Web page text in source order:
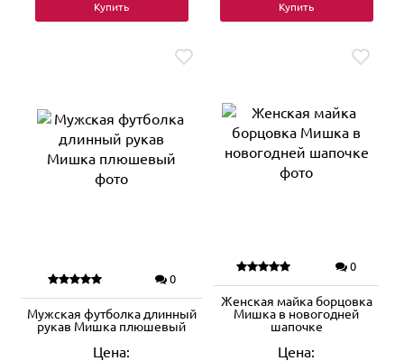
Купить Купить
0
Мужская футболка длинный
рукав Мишка плюшевый
Цена:
0
Женская майка борцовка
Мишка в новогодней
шапочке
Цена: